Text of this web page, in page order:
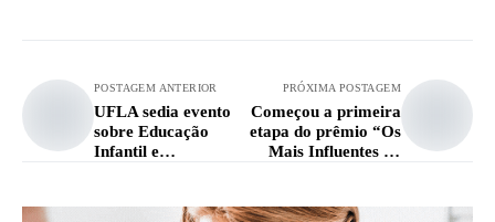
POSTAGEM ANTERIOR
UFLA sedia evento
sobre Educação
Infantil e
nas infâncias
PRÓXIMA POSTAGEM
Começou a primeira
etapa do prêmio “Os
Mais Influentes do